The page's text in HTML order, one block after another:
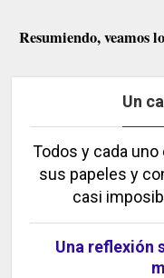
Resumiendo, veamos
Un
Todos y cada
sus papeles y
casi
Una reflexión